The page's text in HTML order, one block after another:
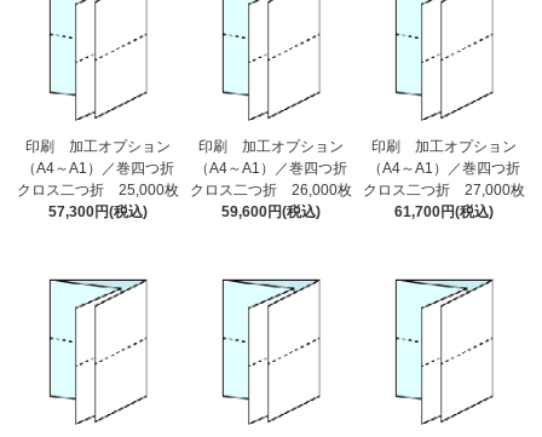
印刷 加工オプション
（A4～A1）／巻四つ折
クロス二つ折 25,000枚
57,300円(税込)
印刷 加工オプション
（A4～A1）／巻四つ折
クロス二つ折 26,000枚
59,600円(税込)
印刷 加工オプション
（A4～A1）／巻四つ折
クロス二つ折 27,000枚
61,700円(税込)